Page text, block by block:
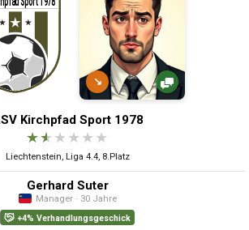
↘
Kirchpfad Sport 1978
★★ ★ ★ ★ ★
Liechtenstein, Liga 4.4, 8.Platz
Gerhard Suter
Manager · 30 Jahre
+4% Verhandlungsgeschick